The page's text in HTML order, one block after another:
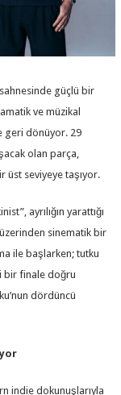
güçlü bir
ve müzikal
geri dönüyor. 29
olan parça,
üst seviyeye taşıyor.
ayrılığın yarattığı
sinematik bir
ile başlarken; tutku
bir finale doğru
dördüncü
indie dokunuşlarıyla